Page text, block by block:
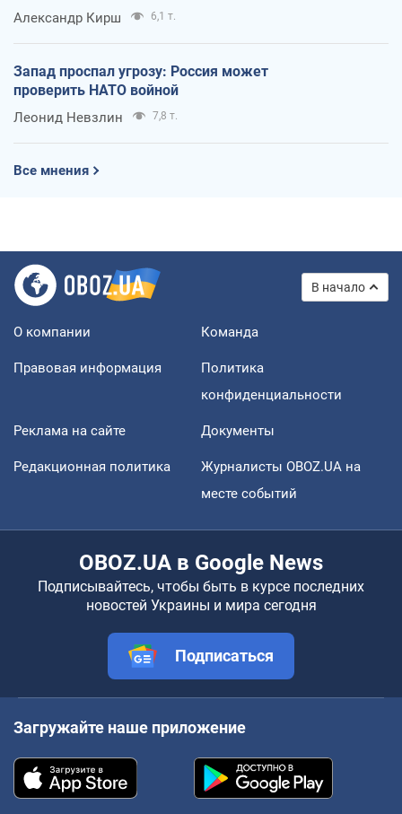
Александр Кирш 6,1 т.
Запад проспал угрозу: Россия может
проверить НАТО войной
Леонид Невзлин 7,8 т.
Все мнения
В начало
О компании Команда
Правовая информация
Политика
конфиденциальности
Реклама на сайте Документы
Редакционная политика
Журналисты OBOZ.UA на
месте событий
OBOZ.UA в Google News
Подписывайтесь, чтобы быть в курсе последних
новостей Украины и мира сегодня
Подписаться
Загружайте наше приложение